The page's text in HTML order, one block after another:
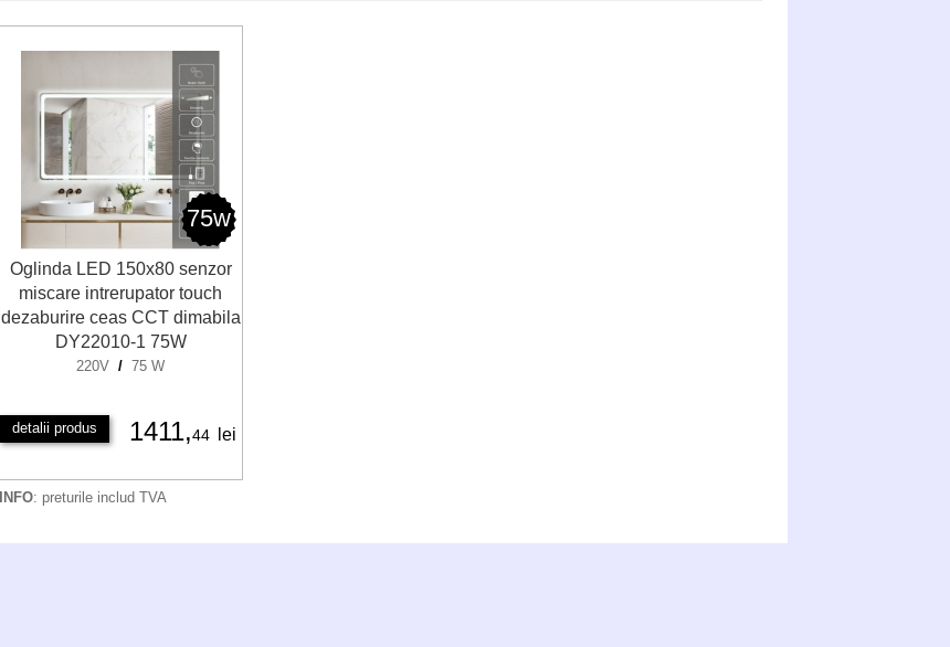
75w
Oglinda LED 150x80 senzor
miscare intrerupator touch
dezaburire ceas CCT dimabila
DY22010-1 75W
220V / 75 W
detalii produs 1411,44 lei
INFO: preturile includ TVA